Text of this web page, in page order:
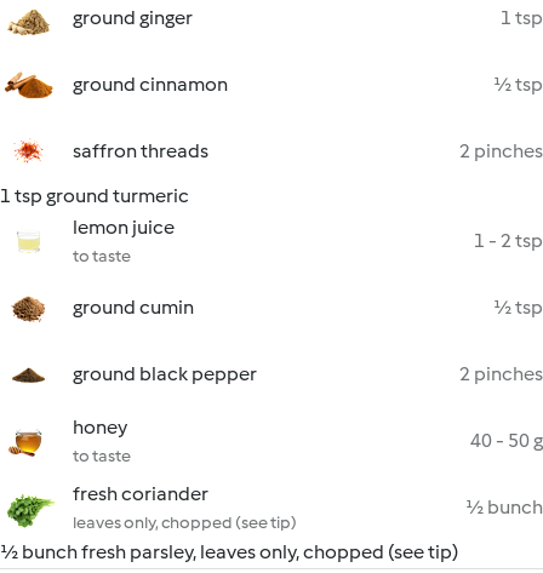
ground ginger
1 tsp
ground cinnamon ½ tsp
saffron threads
2 pinches
1 tsp ground turmeric
lemon juice
to taste
1 - 2 tsp
ground cumin ½ tsp
ground black pepper 2 pinches
honey
to taste
40 - 50 g
fresh coriander
leaves only, chopped (see tip)
½ bunch
½ bunch fresh parsley, leaves only, chopped (see tip)